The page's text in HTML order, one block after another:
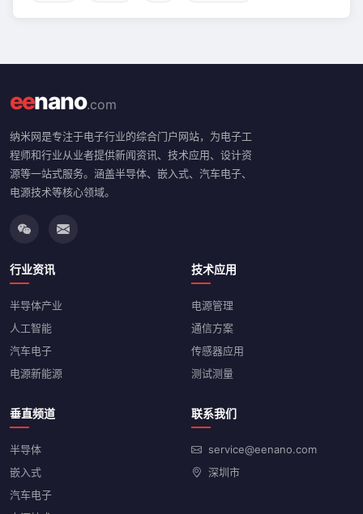
eenano.com
纳米网是专注于电子行业的综合门户网站，为电子工
程师和行业从业者提供新闻资讯、技术应用、设计资
源等一站式服务。涵盖半导体、嵌入式、汽车电子、
电源技术等核心领域。
行业资讯
半导体产业
人工智能
汽车电子
电源新能源
技术应用
电源管理
通信方案
传感器应用
测试测量
垂直频道
半导体
嵌入式
汽车电子
联系我们
service@eenano.com
深圳市